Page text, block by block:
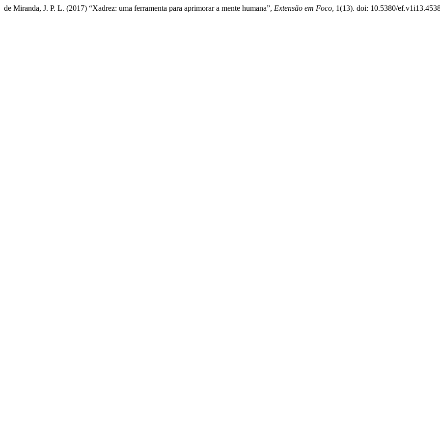
de Miranda, J. P. L. (2017) “Xadrez: uma ferramenta para aprimorar a mente humana”, Extensão em Foco, 1(13). doi: 10.5380/